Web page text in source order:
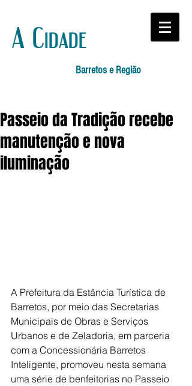
A Cidade
Barretos e Região
Passeio da Tradição recebe
manutenção e nova
iluminação
A Prefeitura da Estância Turística de
Barretos, por meio das Secretarias
Municipais de Obras e Serviços
Urbanos e de Zeladoria, em parceria
com a Concessionária Barretos
Inteligente, promoveu nesta semana
uma série de benfeitorias no Passeio